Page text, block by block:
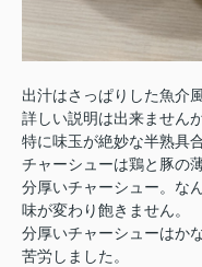
出汁はさっぱりした魚介
詳しい説明は出来ません
特に味玉が絶妙な半熟具
チャーシューは鶏と豚の
分厚いチャーシュー。な
味が変わり飽きません。
分厚いチャーシューはか
苦労しました。